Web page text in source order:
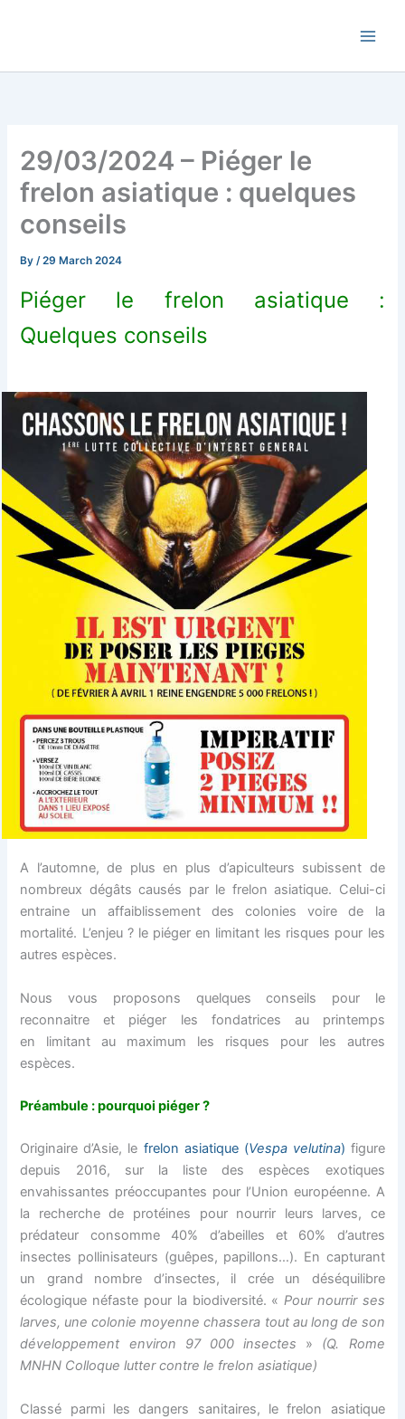
29/03/2024 – Piéger le
frelon asiatique : quelques
conseils
By/29 March 2024
Piéger le frelon asiatique :
Quelques conseils
A l’automne, de plus en plus d’apiculteurs subissent de
nombreux dégâts causés par le frelon asiatique. Celui-ci
entraine un affaiblissement des colonies voire de la
mortalité. L’enjeu ? le piéger en limitant les risques pour les
autres espèces.
Nous vous proposons quelques conseils pour le
reconnaitre et piéger les fondatrices au printemps
en limitant au maximum les risques pour les autres
espèces.
Préambule : pourquoi piéger ?
Originaire d’Asie, le frelon asiatique (Vespa velutina) figure
depuis 2016, sur la liste des espèces exotiques
envahissantes préoccupantes pour l’Union européenne. A
la recherche de protéines pour nourrir leurs larves, ce
prédateur consomme 40% d’abeilles et 60% d’autres
insectes pollinisateurs (guêpes, papillons…). En capturant
un grand nombre d’insectes, il crée un déséquilibre
écologique néfaste pour la biodiversité. «Pour nourrir ses
larves, une colonie moyenne chassera tout au long de son
développement environ 97 000 insectes » (Q. Rome
MNHN Colloque lutter contre le frelon asiatique)
Classé parmi les dangers sanitaires, le frelon asiatique